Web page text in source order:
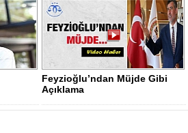
Feyzioğlu’ndan Müjde Gibi
Açıklama